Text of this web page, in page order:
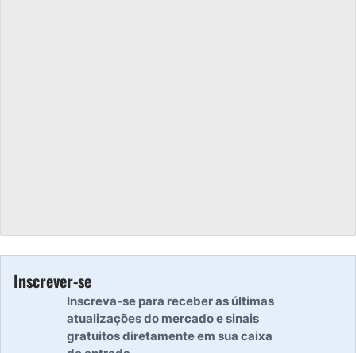
Inscrever-se
Inscreva-se para receber as últimas
atualizações do mercado e sinais
gratuitos diretamente em sua caixa